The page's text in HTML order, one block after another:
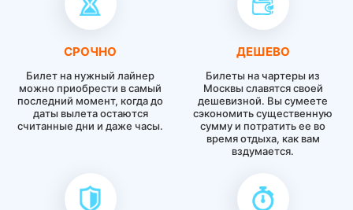
СРОЧНО
Билет на нужный лайнер
можно приобрести в самый
последний момент, когда до
даты вылета остаются
считанные дни и даже часы.
ДЕШЕВО
Билеты на чартеры из
Москвы славятся своей
дешевизной. Вы сумеете
сэкономить существенную
сумму и потратить ее во
время отдыха, как вам
вздумается.